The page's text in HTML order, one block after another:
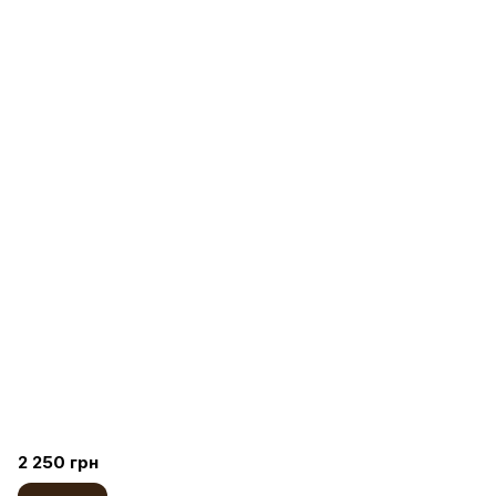
2 250 грн